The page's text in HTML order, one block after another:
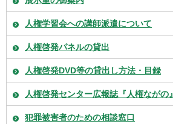
人権学習会への講師派遣について
人権啓発パネルの貸出
人権啓発DVD等の貸出し方法・目録
人権啓発センター広報誌『人権ながの』
犯罪被害者のための相談窓口